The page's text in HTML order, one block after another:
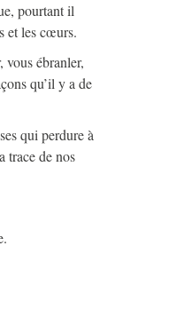
pourtant il
et les cœurs.
vous ébranler,
qu’il y a de
qui perdure à
trace de nos